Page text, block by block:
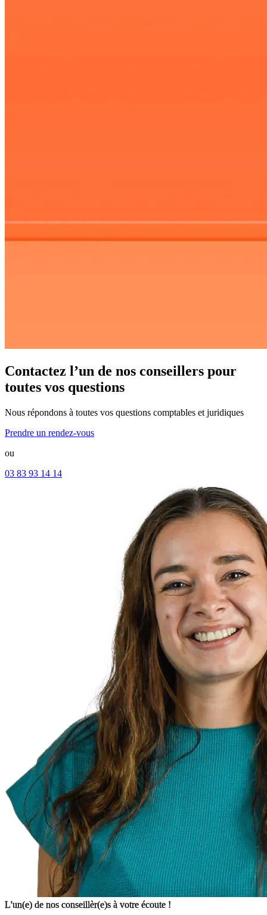
Contactez l’un de nos conseillers pour
toutes vos questions
Nous répondons à toutes vos questions comptables et juridiques
Prendre un rendez-vous
ou
03 83 93 14 14
L'un(e) de nos conseillèr(e)s à votre écoute !